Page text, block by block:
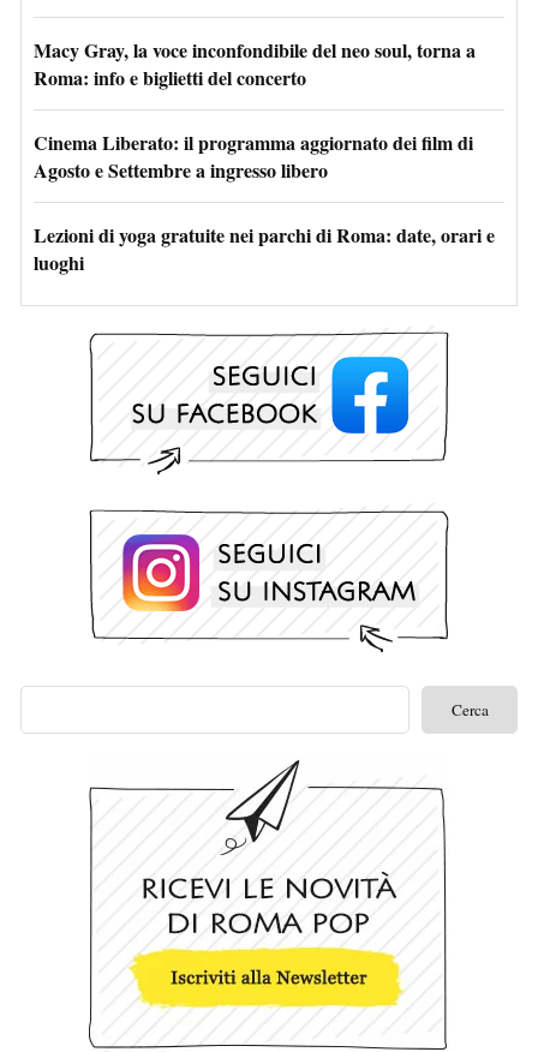
Macy Gray, la voce inconfondibile del neo soul, torna a
Roma: info e biglietti del concerto
Cinema Liberato: il programma aggiornato dei film di
Agosto e Settembre a ingresso libero
Lezioni di yoga gratuite nei parchi di Roma: date, orari e
luoghi